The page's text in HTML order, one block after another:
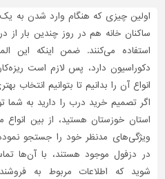
و
نما
ساخت
و
ساز
تاسیسات
ساختمان
شهرسازی،
ترافیک
اولین چیزی که هنگام وارد شدن به یک
ساکنان خانه هم در روز چندین بار
استفاده می‌کنند. ضمن اینکه این
دکوراسیون دارد، پس لازم است
انواع آن را بدانیم تا بتوانیم انتخاب
اگر تصمیم خرید درب را دارید به
استان خوزستان هستید، از بین
ویژگی‌های مدنظر خود را جستجو
در دزفول موجود هستند، با آن‌ها
شوید که اطلاعات مربوط به